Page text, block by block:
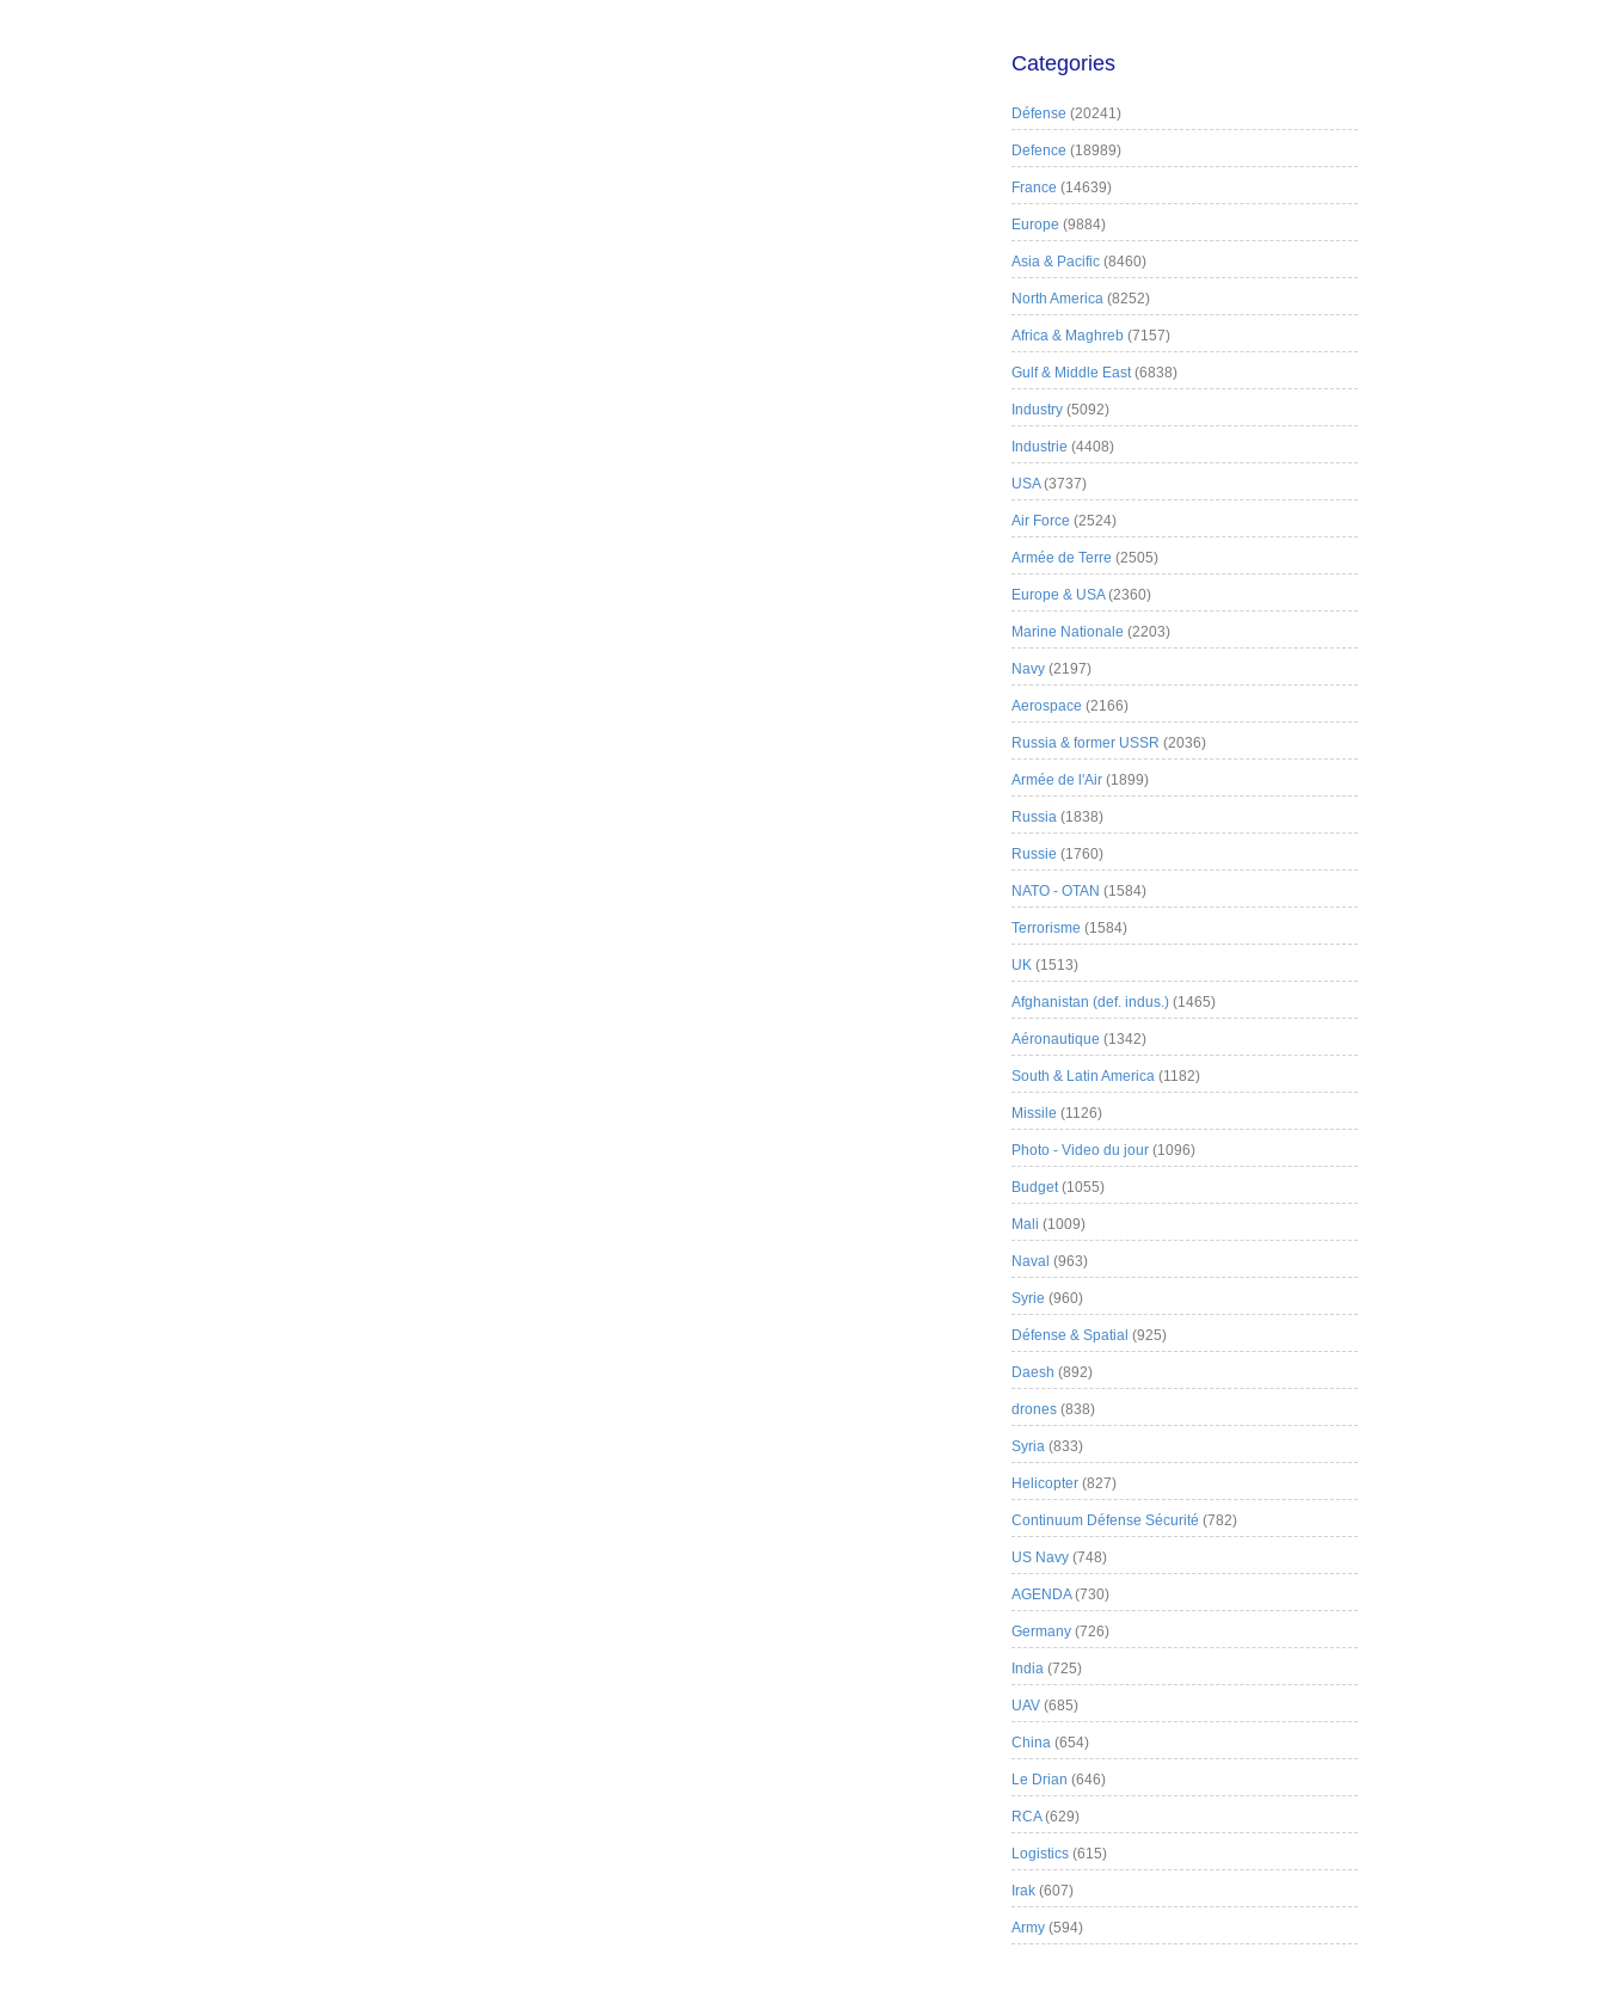
Categories
Défense (20241)
Defence (18989)
France (14639)
Europe (9884)
Asia & Pacific (8460)
North America (8252)
Africa & Maghreb (7157)
Gulf & Middle East(6838)
Industry (5092)
Industrie (4408)
USA(3737)
Air Force (2524)
Armée de Terre (2505)
Europe & USA(2360)
Marine Nationale (2203)
Navy (2197)
Aerospace (2166)
Russia & former USSR (2036)
Armée de l'Air (1899)
Russia (1838)
Russie (1760)
NATO - OTAN (1584)
Terrorisme (1584)
UK (1513)
Afghanistan (def. indus.) (1465)
Aéronautique (1342)
South & Latin America (1182)
Missile (1126)
Photo - Video du jour (1096)
Budget(1055)
Mali (1009)
Naval (963)
Syrie (960)
Défense & Spatial (925)
Daesh (892)
drones (838)
Syria (833)
Helicopter (827)
Continuum Défense Sécurité (782)
US Navy (748)
AGENDA(730)
Germany (726)
India (725)
UAV (685)
China (654)
Le Drian (646)
RCA(629)
Logistics (615)
Irak (607)
Army (594)